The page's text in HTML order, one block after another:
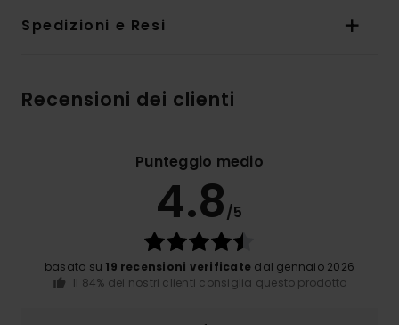
Spedizioni e Resi
Recensioni dei clienti
Punteggio medio
4.8/5
basato su 19 recensioni verificate dal gennaio 2026
Il 84% dei nostri clienti consiglia questo prodotto